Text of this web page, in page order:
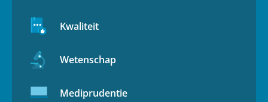
Kwaliteit
Wetenschap
Mediprudentie